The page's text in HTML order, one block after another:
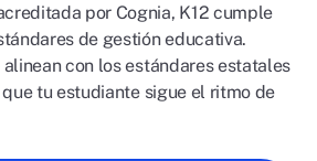
por Cognia, K12 cumple
de gestión educativa.
alinean con los estándares estatales
tu estudiante sigue el ritmo de